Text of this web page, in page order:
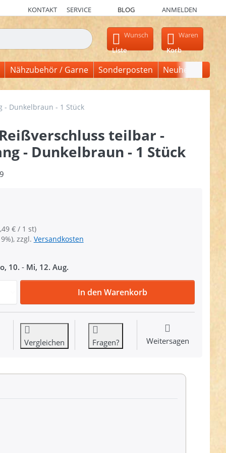
KONTAKT SERVICE BLOG ANMELDEN
erscheinen automatisch erste Ergebnisse. Drücken Sie die
Wunsch
Liste
Waren
Korb
Nähzubehör / Garne Sonderposten Neuheiten
- Dunkelbraun - 1 Stück
teilbar -
- Dunkelbraun - 1 Stück
€ / 1 st)
zzgl. Versandkosten
10. - Mi, 12. Aug.
Jacken Reißverschluss teilbar - 70cm lang - Dunkelbraun -
In den Warenkorb
Vergleichen Fragen? Weitersagen